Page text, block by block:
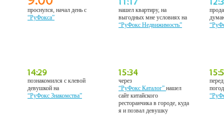
проснулся, начал день с
“РуФокса”
нашел квартиру, на
выгодных мне условиях на
“РуФокс Недвижимость”
познакомился с клевой
девушкой на
“РуФокс Знакомства”
через
“РуФокс Каталог”нашел
сайт китайского
ресторанчика в городе, куда
я и позвал девушку